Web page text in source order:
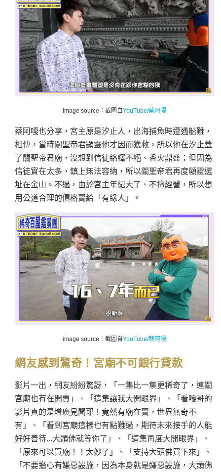
image source：截圖自YouTube/蔡阿嘎
蔡阿嘎也分享，宮主原是汐止人，出海捕魚時遭遇船難，
相傳，當時關聖帝君顯靈他才因而獲救，所以他在汐止蓋
了關聖帝君廟，沒想到信徒絡繹不絕、香火鼎盛；但因為
信徒實在太多，鎮上無法容納，所以關聖帝君再度顯靈選
址在金山。不過，由於宮主年紀大了、不擅經營，所以想
用公道合理的價格賣給「有緣人」。
image source：截圖自YouTube/蔡阿嘎
網友感到驚奇！宮廟不可銀行貸款
影片一出，網友紛紛驚訝，「一集比一集更稀奇了，連關
宮廟也有在開賣」、「這集讓我大開眼界」、「看嘎哥的
影片真的是增廣見聞耶！竟然有廟在賣，世界無奇不
有」、「看到宮廟這樣也有點難過，期待未來接手的人能
好好善待...大頭佛就等你了」、「這集再度大開眼界」、
「原來可以買廟！！太妙了」、「支持大頭佛買下來」、
「不要擔心有嫌惡設施，因為本身就是嫌惡設施，大頭佛